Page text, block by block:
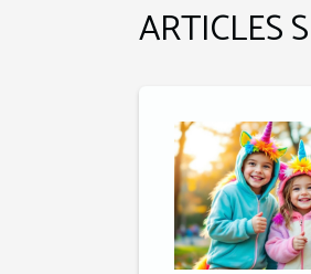
ARTICLES